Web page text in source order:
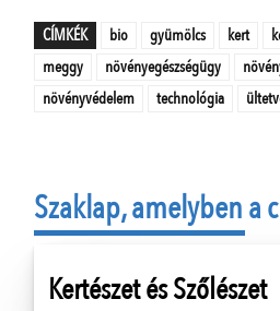
CÍMKÉK bio gyümölcs kert
meggy
növényegészségügy
növényvédelem
technológia
Szaklap, amelyben a
Kertészet és Szőlészet